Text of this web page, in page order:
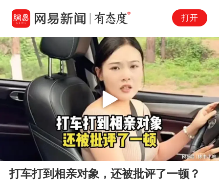
打开
08:24
Play
打车打到相亲对象，还被批评了一顿？